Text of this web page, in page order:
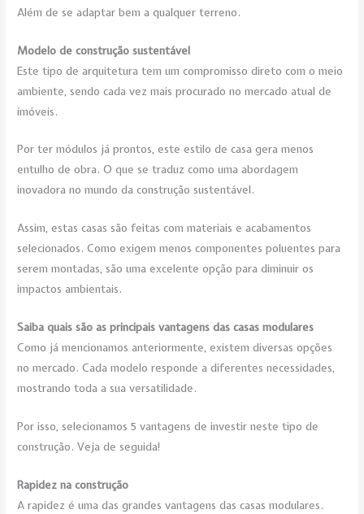
Além de se adaptar bem a qualquer terreno.
Modelo de construção sustentável
Este tipo de arquitetura tem um compromisso direto com o meio
ambiente, sendo cada vez mais procurado no mercado atual de
imóveis.
Por ter módulos já prontos, este estilo de casa gera menos
entulho de obra. O que se traduz como uma abordagem
inovadora no mundo da construção sustentável.
Assim, estas casas são feitas com materiais e acabamentos
selecionados. Como exigem menos componentes poluentes para
serem montadas, são uma excelente opção para diminuir os
impactos ambientais.
Saiba quais são as principais vantagens das casas modulares
Como já mencionamos anteriormente, existem diversas opções
no mercado. Cada modelo responde a diferentes necessidades,
mostrando toda a sua versatilidade.
Por isso, selecionamos 5 vantagens de investir neste tipo de
construção. Veja de seguida!
Rapidez na construção
A rapidez é uma das grandes vantagens das casas modulares.